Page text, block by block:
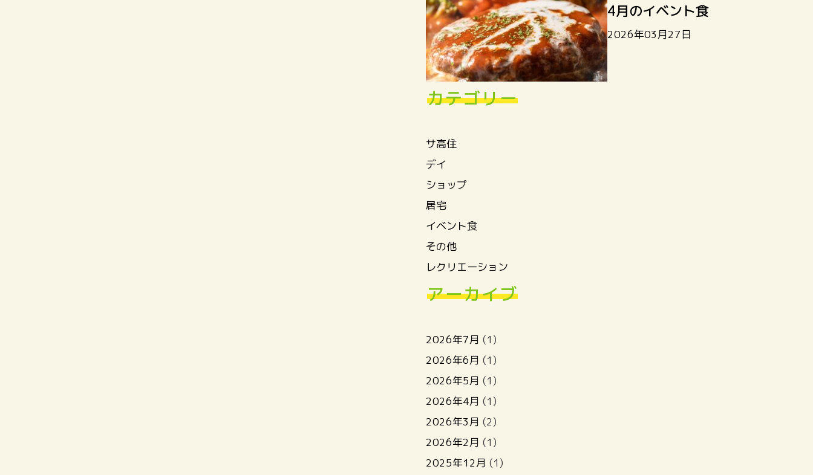
4月のイベント食
2026年03月27日
カテゴリー
サ高住
デイ
ショップ
居宅
イベント食
その他
レクリエーション
アーカイブ
2026年7月 (1)
2026年6月 (1)
2026年5月 (1)
2026年4月 (1)
2026年3月 (2)
2026年2月 (1)
2025年12月 (1)